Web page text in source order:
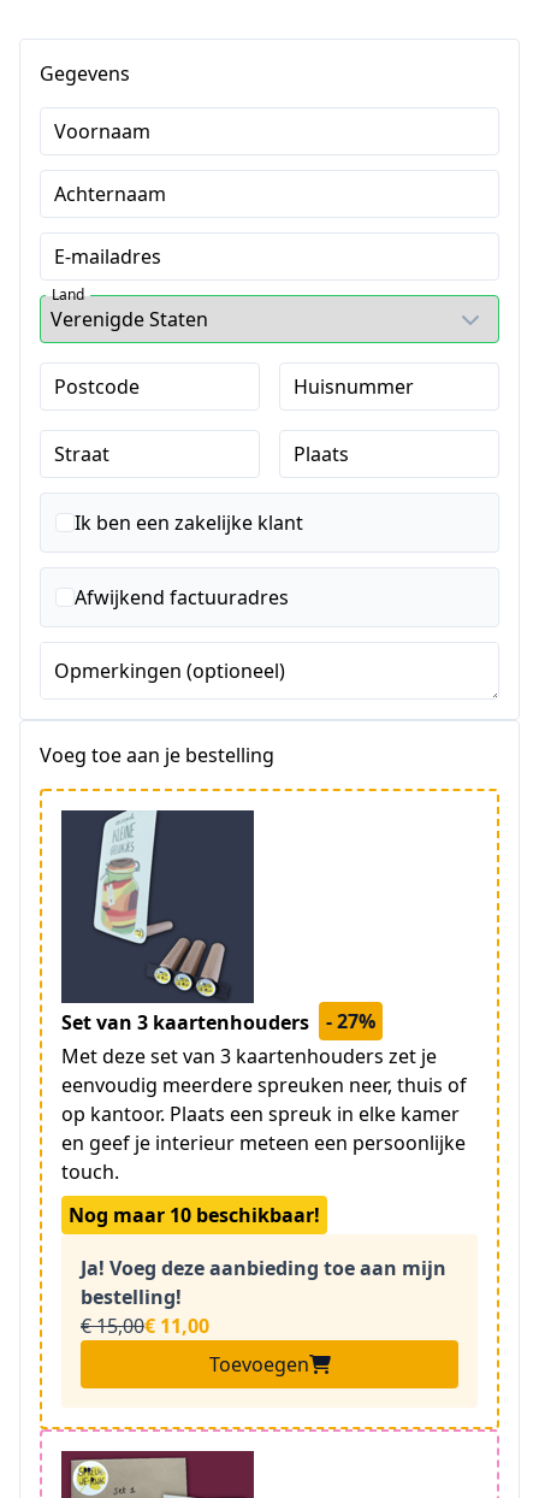
Gegevens
Voornaam
Achternaam
E-mailadres
Land
Postcode Huisnummer
Straat Plaats
Ik ben een zakelijke klant
Afwijkend factuuradres
Opmerkingen (optioneel)
Voeg toe aan je bestelling
Set van 3 kaartenhouders
- 27%
Met deze set van 3 kaartenhouders zet je
eenvoudig meerdere spreuken neer, thuis of
op kantoor. Plaats een spreuk in elke kamer
en geef je interieur meteen een persoonlijke
touch.
Nog maar 10 beschikbaar!
Ja! Voeg deze aanbieding toe aan mijn
bestelling!
€ 15,00€ 11,00
Toevoegen